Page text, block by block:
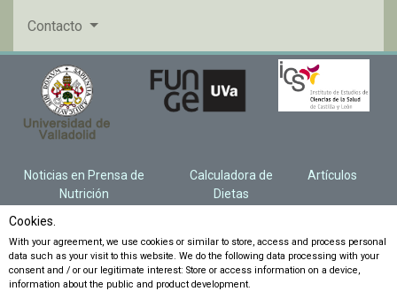
Contacto
Noticias en Prensa de
Nutrición
Calculadora de
Dietas
Artículos
Cookies.
With your agreement, we use cookies or similar to store, access and process personal
data such as your visit to this website. We do the following data processing with your
consent and / or our legitimate interest: Store or access information on a device,
information about the public and product development.